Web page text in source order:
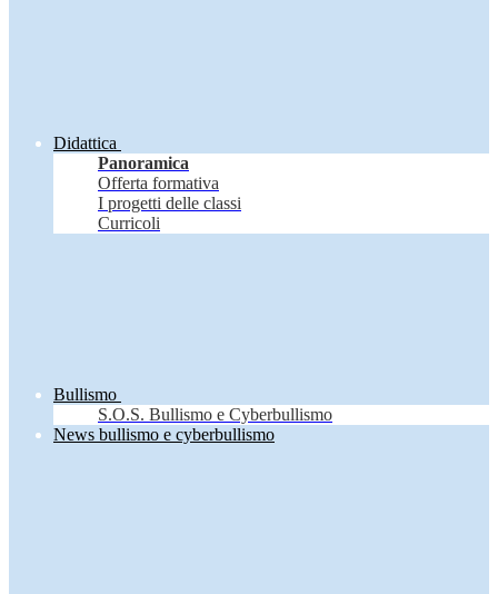
Didattica
Panoramica
Offerta formativa
I progetti delle classi
Curricoli
Bullismo
S.O.S. Bullismo e Cyberbullismo
News bullismo e cyberbullismo